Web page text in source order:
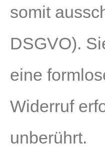
somit
DSGVO).
eine
Widerruf
unberührt.